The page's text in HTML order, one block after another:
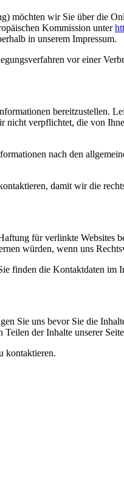
möchten wir Sie über die
Kommission unter
in unserem Impressum.
vor einer
bereitzustellen.
verpflichtet, die von
nach den
damit wir die
für verlinkte Websites
würden, wenn uns
finden die Kontaktdaten im
Sie uns bevor Sie die
der Inhalte unserer
kontaktieren.